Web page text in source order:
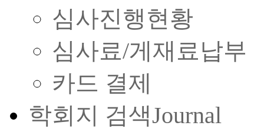
심사진행현황
심사료/게재료납부
카드 결제
학회지 검색Journal